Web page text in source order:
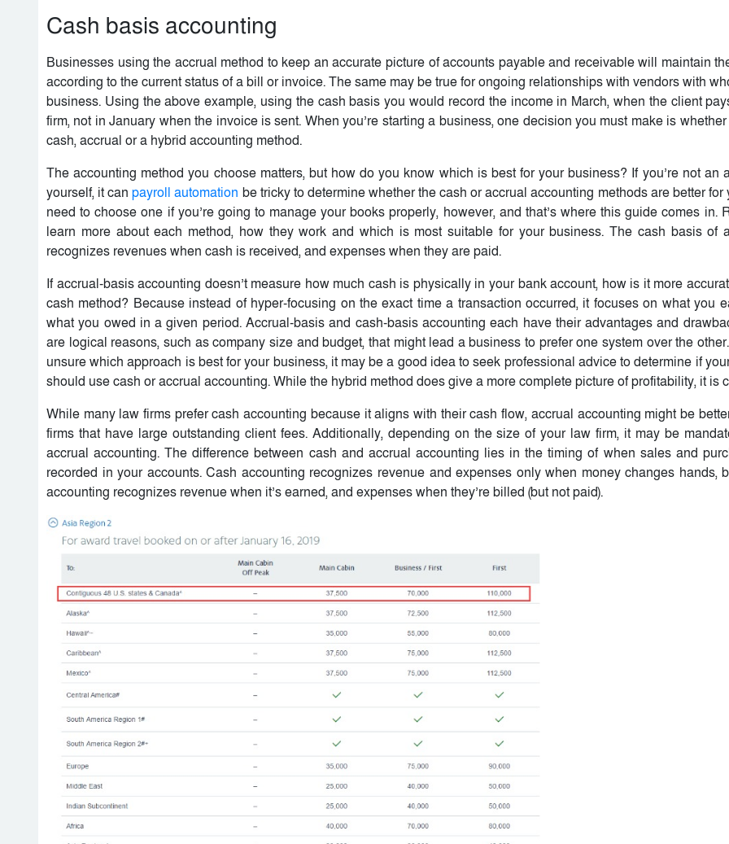
Cash basis accounting
Businesses using the accrual method to keep an accurate picture of accounts payable and receivable will maintain
according to the current status of a bill or invoice. The same may be true for ongoing relationships with vendors with
business. Using the above example, using the cash basis you would record the income in March, when the client
firm, not in January when the invoice is sent. When you’re starting a business, one decision you must make is
cash, accrual or a hybrid accounting method.
The accounting method you choose matters, but how do you know which is best for your business? If you’re not an
yourself, it canpayroll automation be tricky to determine whether the cash or accrual accounting methods are better for
need to choose one if you’re going to manage your books properly, however, and that’s where this guide comes in.
learn more about each method, how they work and which is most suitable for your business. The cash basis of
recognizes revenues when cash is received, and expenses when they are paid.
If accrual-basis accounting doesn’t measure how much cash is physically in your bank account, how is it more
cash method? Because instead of hyper-focusing on the exact time a transaction occurred, it focuses on what you
what you owed in a given period. Accrual-basis and cash-basis accounting each have their advantages and
are logical reasons, such as company size and budget, that might lead a business to prefer one system over the
unsure which approach is best for your business, it may be a good idea to seek professional advice to determine if
should use cash or accrual accounting. While the hybrid method does give a more complete picture of profitability, it is
While many law firms prefer cash accounting because it aligns with their cash flow, accrual accounting might be
firms that have large outstanding client fees. Additionally, depending on the size of your law firm, it may be
accrual accounting. The difference between cash and accrual accounting lies in the timing of when sales and
recorded in your accounts. Cash accounting recognizes revenue and expenses only when money changes hands,
accounting recognizes revenue when it’s earned, and expenses when they’re billed (but not paid).